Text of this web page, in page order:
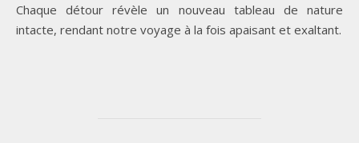
Chaque détour révèle un nouveau tableau de nature
intacte, rendant notre voyage à la fois apaisant et exaltant.